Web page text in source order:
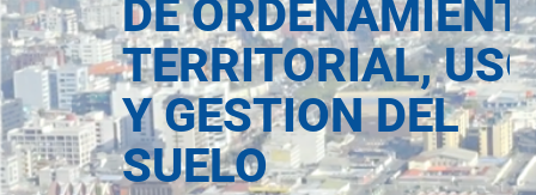
DE
TERRITORIAL,
Y GESTION DEL
SUELO